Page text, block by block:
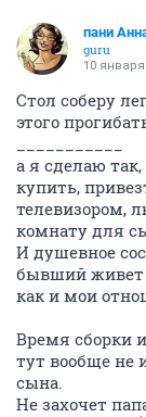
пани
guru
10 января
Стол соберу
этого
а я сделаю
купить,
телевизором,
комнату для
И душевное
бывший живет
как и мои
Время сборки
тут вообще не
сына.
Не захочет